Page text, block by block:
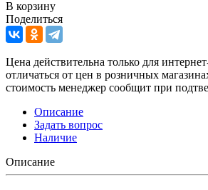
В корзину
Поделиться
Цена действительна только для
отличаться от цен в розничных
стоимость менеджер сообщит при
Описание
Задать вопрос
Наличие
Описание